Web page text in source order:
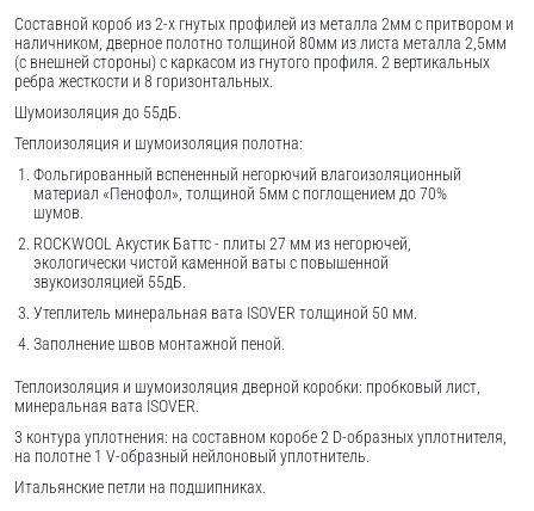
Составной короб из 2-х гнутых профилей из металла 2мм с притвором и
наличником, дверное полотно толщиной 80мм из листа металла 2,5мм
(с внешней стороны) c каркасом из гнутого профиля. 2 вертикальных
ребра жесткости и 8 горизонтальных.
Шумоизоляция до 55дБ.
Теплоизоляция и шумоизоляция полотна:
Фольгированный вспененный негорючий влагоизоляционный
материал «Пенофол», толщиной 5мм с поглощением до 70%
шумов.
ROCKWOOL Акустик Баттс - плиты 27 мм из негорючей,
экологически чистой каменной ваты с повышенной
звукоизоляцией 55дБ.
Утеплитель минеральная вата ISOVER толщиной 50 мм.
Заполнение швов монтажной пеной.
Теплоизоляция и шумоизоляция дверной коробки: пробковый лист,
минеральная вата ISOVER.
3 контура уплотнения: на составном коробе 2 D-образных уплотнителя,
на полотне 1 V-образный нейлоновый уплотнитель.
Итальянские петли на подшипниках.